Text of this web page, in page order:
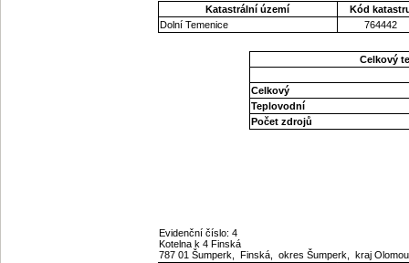
Katastrální území
Kód
Dolní Temenice
764442
Celkový
Celkový
Teplovodní
Počet zdrojů
Evidenční číslo: 4
Kotelna k 4 Finská
787 01 Šumperk, Finská, okres Šumperk, kraj